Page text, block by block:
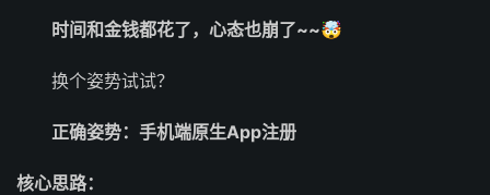
时间和金钱都花了，心态也崩了~~🤯
换个姿势试试？
正确姿势：手机端原生App注册
核心思路：